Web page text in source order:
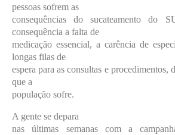
pessoas sofrem as
consequências do sucateamento do
consequência a falta de
medicação essencial, a carência de
longas filas de
espera para as consultas e procedimentos,
que a
população sofre.
A gente se depara
nas últimas semanas com a